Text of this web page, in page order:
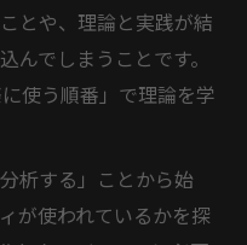
とや、理論と実践が結
んでしまうことです。
使う順番」で理論を学
析する」ことから始
が使われているかを探